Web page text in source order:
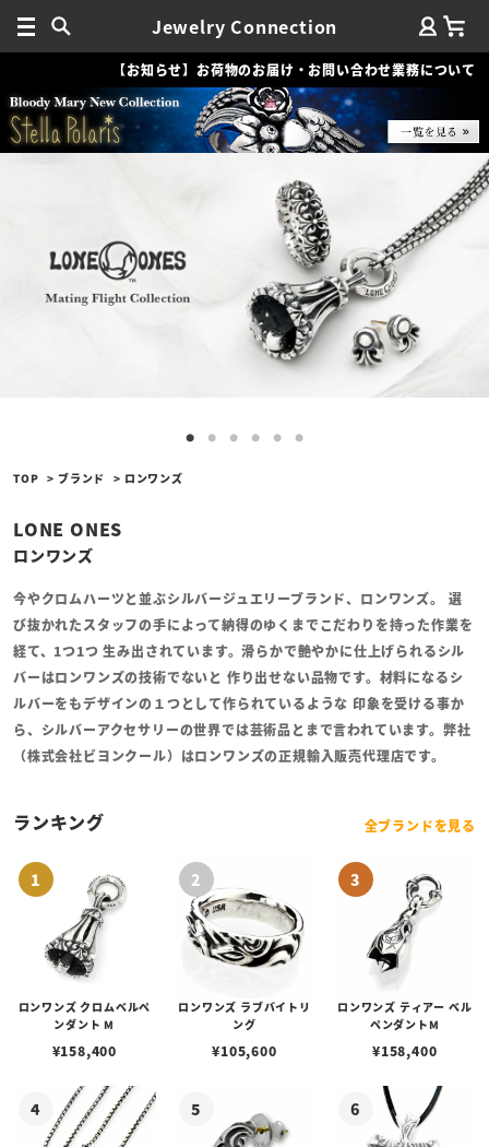
Jewelry Connection
【お知らせ】お荷物のお届け・お問い合わせ業務について
TOP ブランド ロンワンズ
LONE ONES
ロンワンズ
今やクロムハーツと並ぶシルバージュエリーブランド、ロンワンズ。 選
び抜かれたスタッフの手によって納得のゆくまでこだわりを持った作業を
経て、1つ1つ 生み出されています。滑らかで艶やかに仕上げられるシル
バーはロンワンズの技術でないと 作り出せない品物です。材料になるシ
ルバーをもデザインの１つとして作られているような 印象を受ける事か
ら、シルバーアクセサリーの世界では芸術品とまで言われています。弊社
（株式会社ビヨンクール）はロンワンズの正規輸入販売代理店です。
ランキング 全ブランドを見る
ロンワンズ クロムベルペ
ンダント M
¥158,400
ロンワンズ ラブバイトリ
ング
¥105,600
ロンワンズ ティアー ベル
ペンダントM
¥158,400